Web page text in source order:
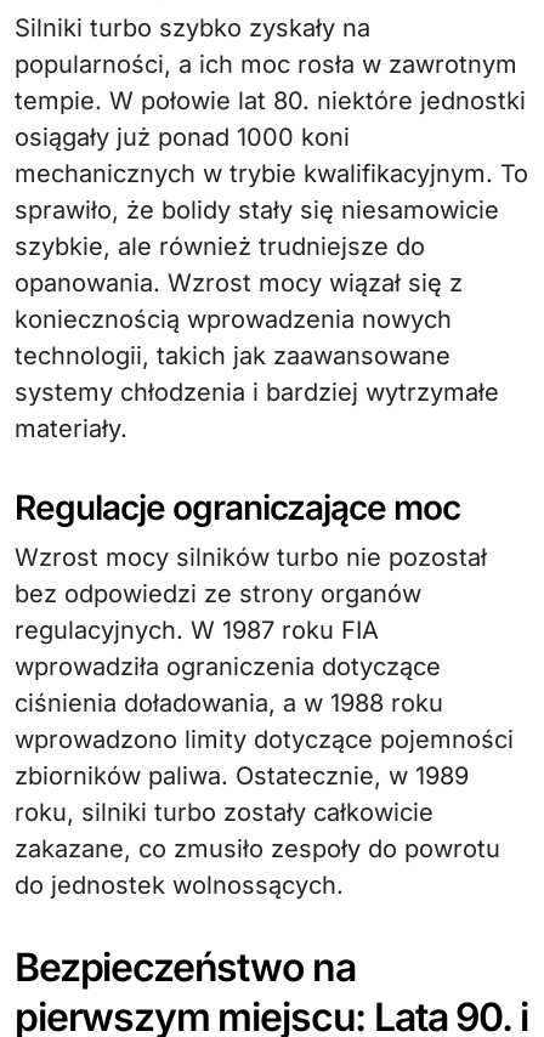
Silniki turbo szybko zyskały na
popularności, a ich moc rosła w zawrotnym
tempie. W połowie lat 80. niektóre jednostki
osiągały już ponad 1000 koni
mechanicznych w trybie kwalifikacyjnym. To
sprawiło, że bolidy stały się niesamowicie
szybkie, ale również trudniejsze do
opanowania. Wzrost mocy wiązał się z
koniecznością wprowadzenia nowych
technologii, takich jak zaawansowane
systemy chłodzenia i bardziej wytrzymałe
materiały.
Regulacje ograniczające moc
Wzrost mocy silników turbo nie pozostał
bez odpowiedzi ze strony organów
regulacyjnych. W 1987 roku FIA
wprowadziła ograniczenia dotyczące
ciśnienia doładowania, a w 1988 roku
wprowadzono limity dotyczące pojemności
zbiorników paliwa. Ostatecznie, w 1989
roku, silniki turbo zostały całkowicie
zakazane, co zmusiło zespoły do powrotu
do jednostek wolnossących.
Bezpieczeństwo na
pierwszym miejscu: Lata 90. i